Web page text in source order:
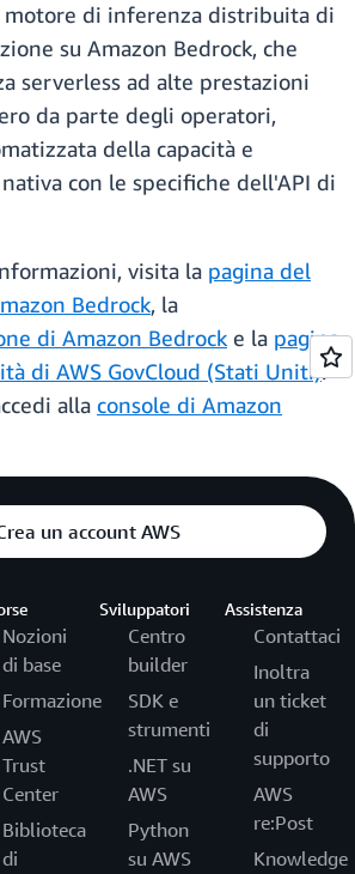
motore di inferenza distribuita di
su Amazon Bedrock, che
serverless ad alte prestazioni
da parte degli operatori,
della capacità e
con le specifiche dell'API di
visita la pagina del
Bedrock, la
di Amazon Bedrock e la pagina
di AWS GovCloud (Stati Uniti).
alla console di Amazon
un account AWS
Nozioni
di base
Formazione
AWS
Trust
Center
Biblioteca
di
Sviluppatori
Centro
builder
SDK e
strumenti
.NET su
AWS
Python
su AWS
Assistenza
Contattaci
Inoltra
un ticket
di
supporto
AWS
re:Post
Knowledge